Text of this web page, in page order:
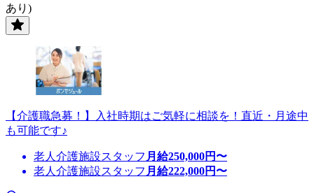
あり)
【介護職急募！】入社時期はご気軽に相談を！直近・月途中
も可能です♪
老人介護施設スタッフ 月給250,000円〜
老人介護施設スタッフ 月給222,000円〜